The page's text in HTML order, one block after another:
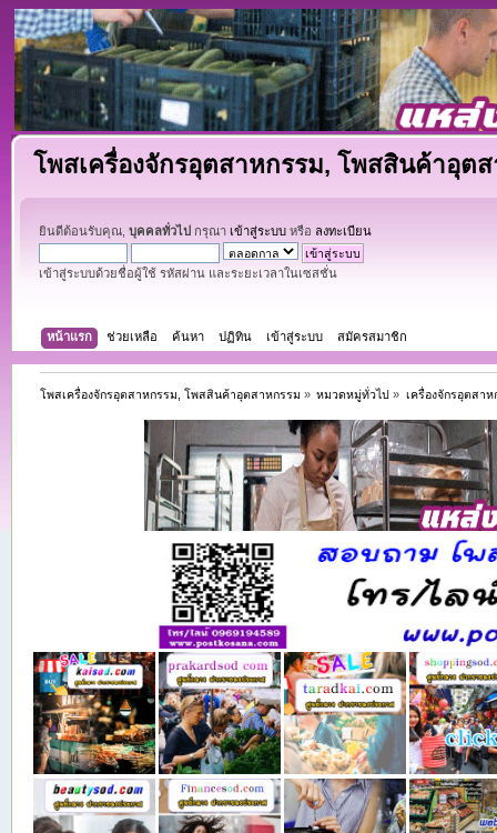
โพสเครื่องจักรอุตสาหกรรม, โพสสินค้าอุต
ยินดีต้อนรับคุณ, บุคคลทั่วไป กรุณา เข้าสู่ระบบหรือ ลงทะเบียน
เข้าสู่ระบบด้วยชื่อผู้ใช้ รหัสผ่าน และระยะเวลาในเซสชั่น
หน้าแรก ช่วยเหลือ ค้นหา ปฏิทิน เข้าสู่ระบบ สมัครสมาชิก
โพสเครื่องจักรอุตสาหกรรม, โพสสินค้าอุตสาหกรรม » หมวดหมู่ทั่วไป » เครื่องจักรอุตสา